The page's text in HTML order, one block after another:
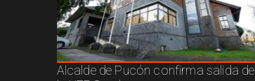
Alcalde de Pucón confirma salida de